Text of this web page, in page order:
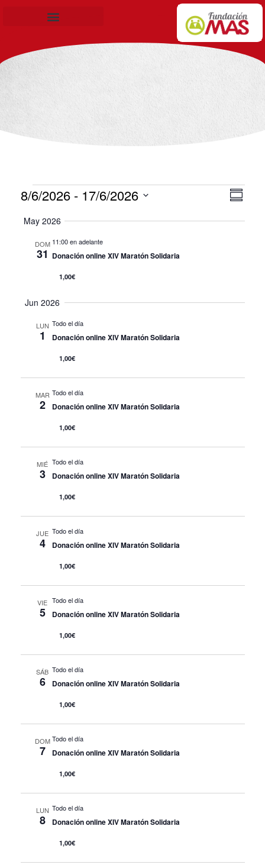
de
de
8/6/2026 - 17/6/2026
May 2026
DOM
31
11:00 en adelante
Donación online XIV Maratón Solidaria
1,00€
Jun 2026
LUN
1
Todo el día
Donación online XIV Maratón Solidaria
1,00€
MAR
2
Todo el día
Donación online XIV Maratón Solidaria
1,00€
MIÉ
3
Todo el día
Donación online XIV Maratón Solidaria
1,00€
JUE
4
Todo el día
Donación online XIV Maratón Solidaria
1,00€
VIE
5
Todo el día
Donación online XIV Maratón Solidaria
1,00€
SÁB
6
Todo el día
Donación online XIV Maratón Solidaria
1,00€
DOM
7
Todo el día
Donación online XIV Maratón Solidaria
1,00€
LUN
8
Todo el día
Donación online XIV Maratón Solidaria
1,00€